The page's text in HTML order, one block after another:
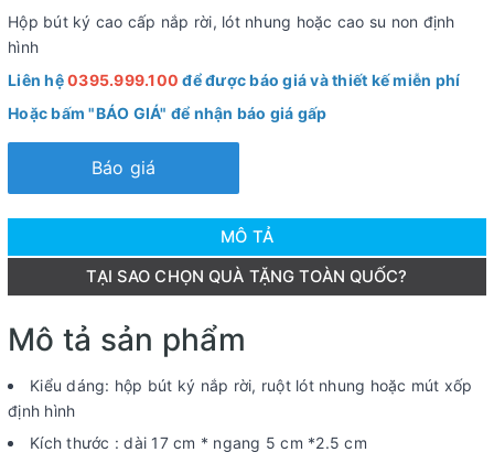
Hộp bút ký cao cấp nắp rời, lót nhung hoặc cao su non định
hình
Liên hệ0395.999.100 để được báo giá và thiết kế miễn phí
Hoặc bấm "BÁO GIÁ" để nhận báo giá gấp
Báo giá
MÔ TẢ
TẠI SAO CHỌN QUÀ TẶNG TOÀN QUỐC?
Mô tả sản phẩm
Kiểu dáng: hộp bút ký nắp rời, ruột lót nhung hoặc mút xốp
định hình
Kích thước : dài 17 cm * ngang 5 cm *2.5 cm